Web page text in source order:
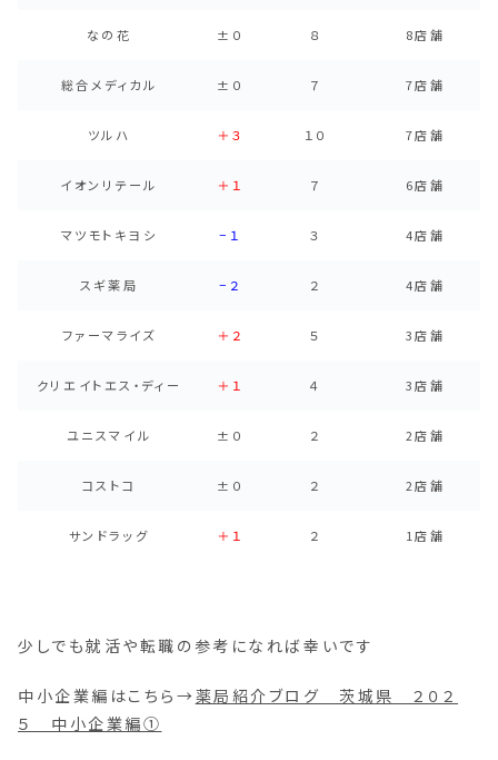
なの花 ±０ ８ 8店舗
総合メディカル ±０ ７ 7店舗
ツルハ ＋３ １０ 7店舗
イオンリテール ＋１ ７ 6店舗
マツモトキヨシ −１ ３ 4店舗
スギ薬局 −２ ２ 4店舗
ファーマライズ ＋２ ５ 3店舗
クリエイトエス・ディー ＋１ ４ 3店舗
ユニスマイル ±０ ２ 2店舗
コストコ ±０ ２ 2店舗
サンドラッグ ＋１ ２ 1店舗
少しでも就活や転職の参考になれば幸いです
中小企業編はこちら→薬局紹介ブログ 茨城県 ２０２
５ 中小企業編①